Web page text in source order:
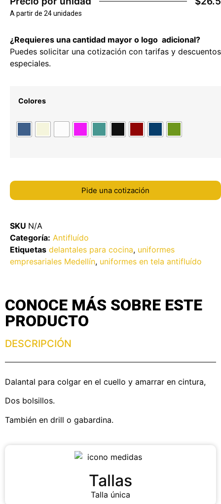
A partir de 24 unidades
¿Requieres una cantidad mayor o logo adicional?
Puedes solicitar una cotización con tarifas y descuentos
especiales.
Colores
Pide una cotización
SKU N/A
Categoría: Antifluído
Etiquetas delantales para cocina, uniformes
empresariales Medellín, uniformes en tela antifluído
CONOCE MÁS SOBRE ESTE
PRODUCTO
DESCRIPCIÓN
Dalantal para colgar en el cuello y amarrar en cintura,
Dos bolsillos.
También en drill o gabardina.
Tallas
Talla única